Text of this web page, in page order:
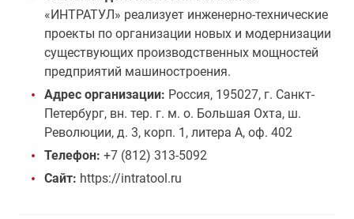
«ИНТРАТУЛ» реализует инженерно-технические
проекты по организации новых и модернизации
существующих производственных мощностей
предприятий машиностроения.
Адрес организации: Россия, 195027, г. Санкт-
Петербург, вн. тер. г. м. о. Большая Охта, ш.
Революции, д. 3, корп. 1, литера А, оф. 402
Телефон: +7 (812) 313-5092
Сайт: https://intratool.ru